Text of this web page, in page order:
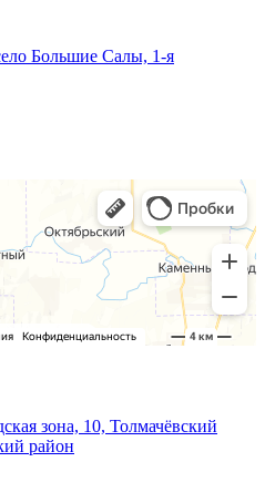
Большие Салы, 1-я
зона, 10, Толмачёвский
район